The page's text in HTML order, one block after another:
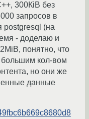
300КiB без
запросов в
postgresql (на
- доделаю и
понятно, что
большим кол-вом
но они же
данные